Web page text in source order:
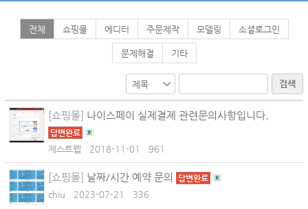
전체 쇼핑몰 에디터 주문제작 모델링 소셜로그인
문제해결 기타
검색
[쇼핑몰] 나이스페이 실제결제 관련문의사항입니다.
답변완료
제스트웹 2018-11-01 961
[쇼핑몰] 날짜/시간 예약 문의 답변완료
chiu 2023-07-21 336